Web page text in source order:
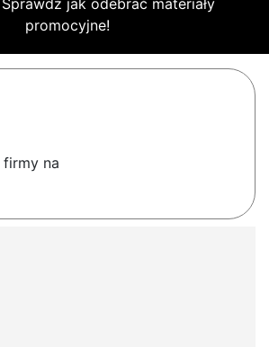
Sprawdź jak odebrać materiały
promocyjne!
na